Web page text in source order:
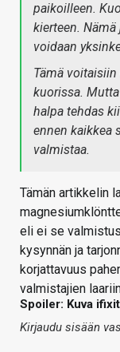
paikoilleen.
kierteen.
voidaan
Tämä
kuorissa.
halpa tehdas
ennen kaikkea
valmistaa.
Tämän artikkelin
eli ei se
kysynnän ja
korjattavuus
valmistajien
Spoiler: Kuva
Kirjaudu sisään